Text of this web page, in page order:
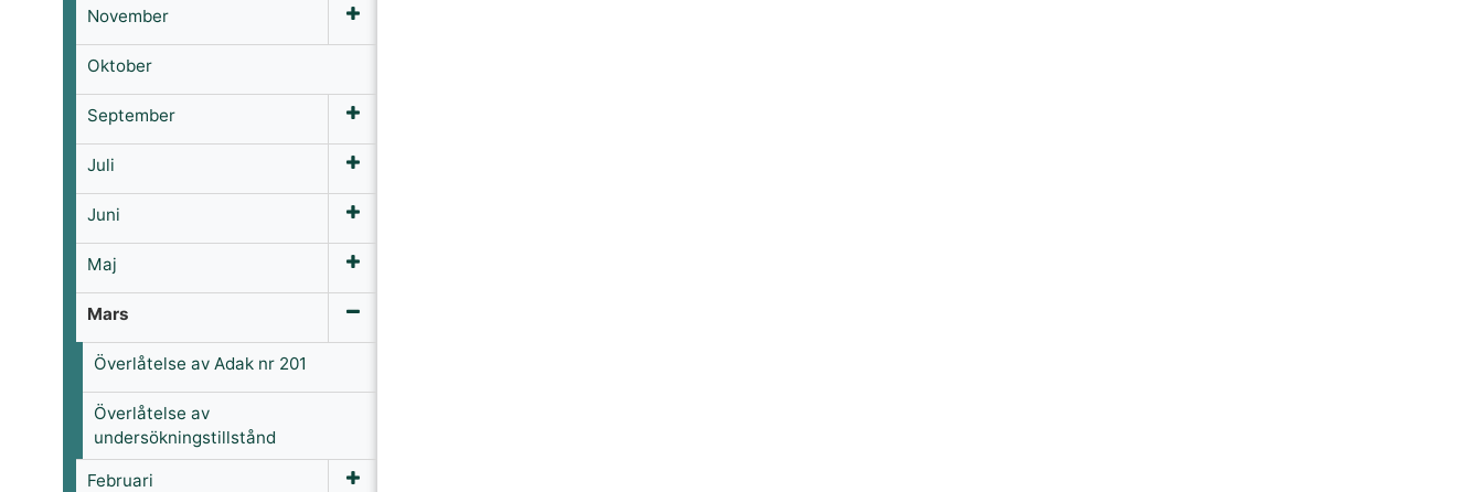
November
Oktober
September
Juli
Juni
Maj
Mars
Överlåtelse av Adak nr 201
Överlåtelse av
undersökningstillstånd
Februari